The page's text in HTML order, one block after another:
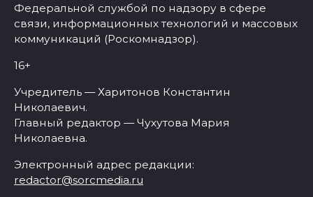
Федеральной службой по надзору в сфере
связи, информационных технологий и массовых
коммуникаций (Роскомнадзор).
16+
Учредитель — Харитонов Константин
Николаевич.
Главный редактор — Чухутова Мария
Николаевна.
Электронный адрес редакции:
redactor@sorcmedia.ru